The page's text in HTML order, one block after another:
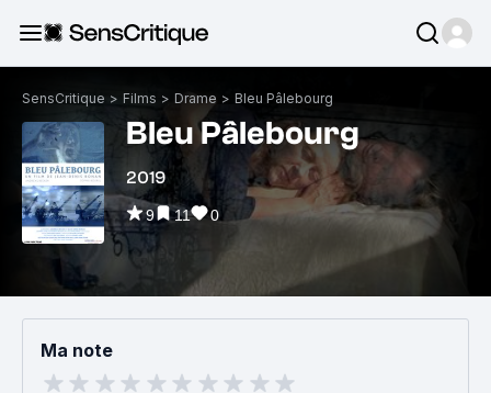
SensCritique > Films > Drame > Bleu Pâlebourg
Bleu Pâlebourg
2019
9 11 0
Ma note